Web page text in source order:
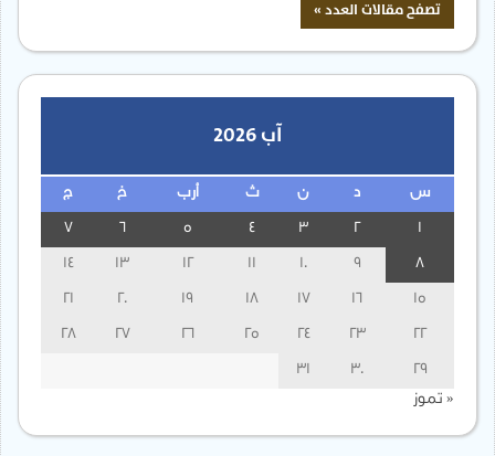
آب 2026
س ن ث أرب خ ج
3
13
14
15
17
18
19
20
23
24
25
27
28
29
30
31
« تموز